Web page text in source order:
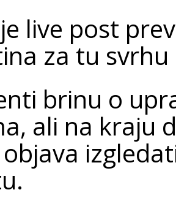
live post
za tu
brinu o
ali na kraju